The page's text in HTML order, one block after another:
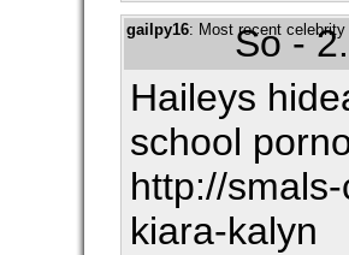
gailpy16: Most recent
So -
Haileys
school
http://
kiara-kalyn